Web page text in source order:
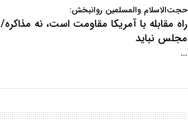
حجت‌الاسلام والمسلمین روانبخش:
راه مقابله با آمریکا مقاومت است، نه مذاکره/
مجلس نباید
…